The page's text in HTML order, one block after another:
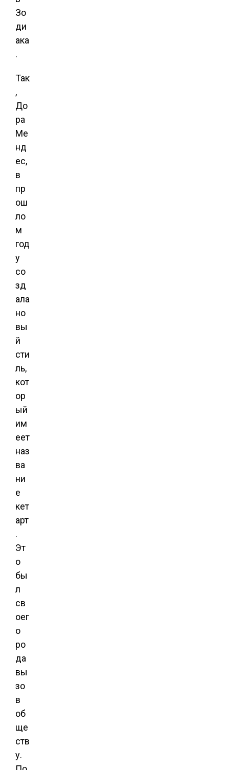
Зо
ди
ака
.
Так
,
До
ра
Ме
нд
ес,
в
пр
ош
ло
м
год
у
со
зд
ала
но
вы
й
сти
ль,
кот
ор
ый
им
еет
наз
ва
ни
е
кет
арт
.
Эт
о
бы
л
св
оег
о
ро
да
вы
зо
в
об
ще
ств
у.